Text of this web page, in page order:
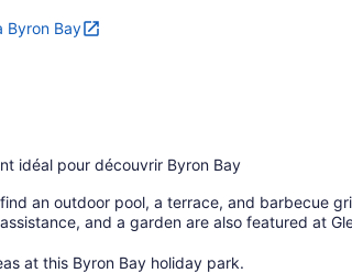
Byron Bay
idéal pour découvrir Byron Bay
an outdoor pool, a terrace, and barbecue
and a garden are also featured at
at this Byron Bay holiday park.